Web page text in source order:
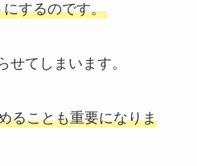
するのです。
せてしまいます。
ることも重要になりま